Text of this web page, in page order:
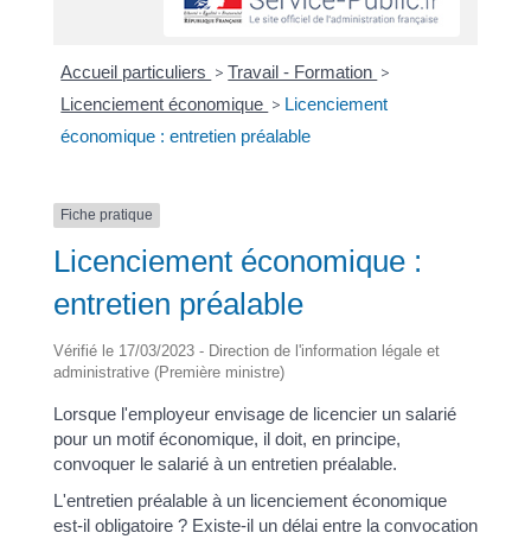
Accueil particuliers > Travail - Formation >
Licenciement économique > Licenciement
économique : entretien préalable
Fiche pratique
Licenciement économique :
entretien préalable
Vérifié le 17/03/2023 - Direction de l'information légale et
administrative (Première ministre)
Lorsque l'employeur envisage de licencier un salarié
pour un motif économique, il doit, en principe,
convoquer le salarié à un entretien préalable.
L'entretien préalable à un licenciement économique
est-il obligatoire ? Existe-il un délai entre la convocation